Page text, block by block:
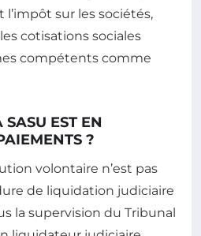
sur les sociétés,
cotisations sociales
compétents comme
EST EN
?
volontaire n’est pas
de liquidation judiciaire
la supervision du Tribunal